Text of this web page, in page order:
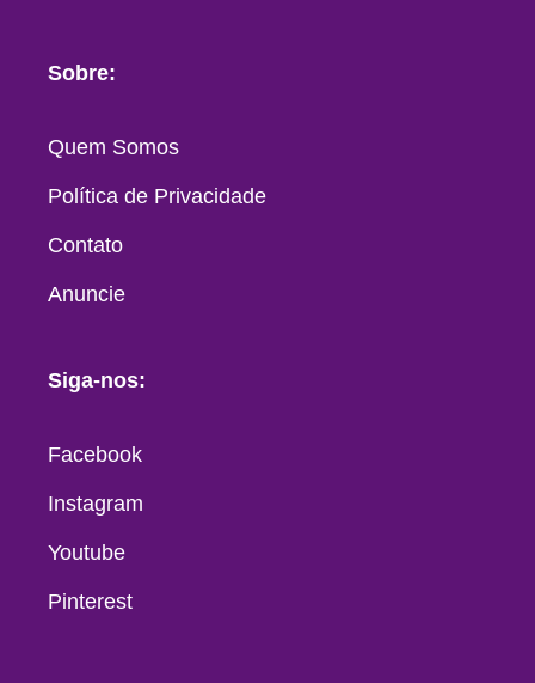
Sobre:
Quem Somos
Política de Privacidade
Contato
Anuncie
Siga-nos:
Facebook
Instagram
Youtube
Pinterest